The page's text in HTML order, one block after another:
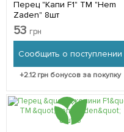
Перец "Капи F1" ТМ "Hem
Zaden" 8шт
53 грн
Сообщить о поступлении
+2.12грн бонусов за покупку